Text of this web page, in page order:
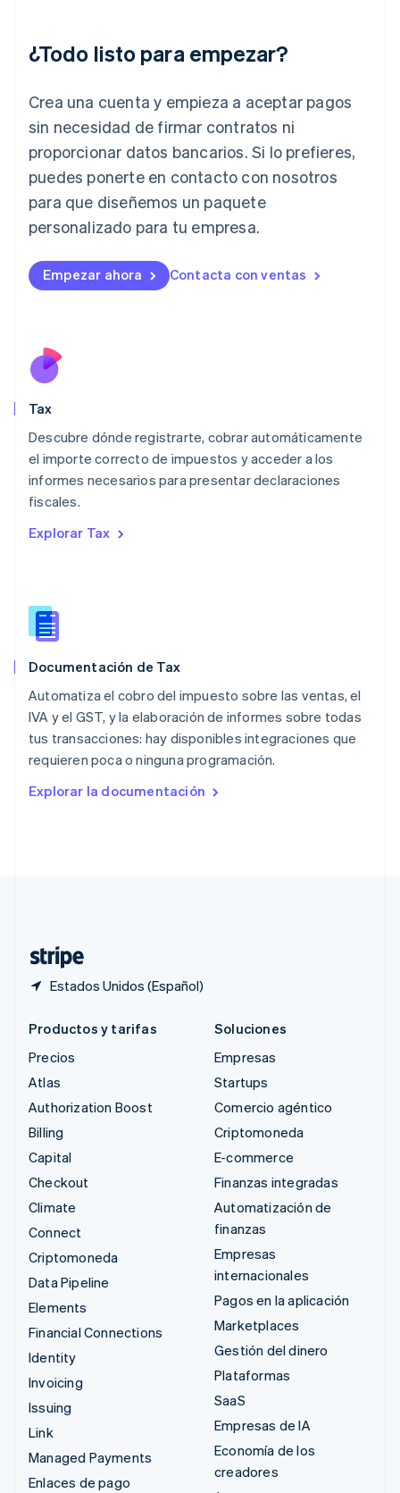
¿Todo listo para empezar?
Crea una cuenta y empieza a aceptar pagos
sin necesidad de firmar contratos ni
proporcionar datos bancarios. Si lo prefieres,
puedes ponerte en contacto con nosotros
para que diseñemos un paquete
personalizado para tu empresa.
Empezar ahora Contacta con ventas
Tax
Descubre dónde registrarte, cobrar automáticamente
el importe correcto de impuestos y acceder a los
informes necesarios para presentar declaraciones
fiscales.
Explorar Tax
Documentación de Tax
Automatiza el cobro del impuesto sobre las ventas, el
IVA y el GST, y la elaboración de informes sobre todas
tus transacciones: hay disponibles integraciones que
requieren poca o ninguna programación.
Explorar la documentación
Estados Unidos (Español)
Hungría
English
Irlanda
Italia
ItalianoEnglish
Japón
English
Letonia
Liechtenstein
DeutschEnglish
Français
Malasia
English
México
Español
Noruega
English
Nueva Zelandia
English
English
Portugal
RAE de Hong Kong, China
English简体中文
Reino Unido
English
República Checa
English
English
Productos y tarifas
Precios
Atlas
Authorization Boost
Billing
Capital
Checkout
Climate
Connect
Criptomoneda
Data Pipeline
Elements
Financial Connections
Identity
Invoicing
Issuing
Link
Managed Payments
Enlaces de pago
Soluciones
Empresas
Startups
Comercio agéntico
Criptomoneda
E-commerce
Finanzas integradas
Automatización de
finanzas
Empresas
internacionales
Pagos en la aplicación
Marketplaces
Gestión del dinero
Plataformas
SaaS
Empresas de IA
Economía de los
creadores